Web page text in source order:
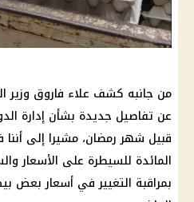
من جانبه كشف علاء فاروق وزير
عن تفاصيل جديدة بشأن إدارة
قبيل شهر رمضان، مشيرا إلى أننا
المائدة للسيطرة على الأسعار
بمراقبة التغيير في أسعار بعض